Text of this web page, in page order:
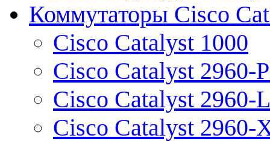
Коммутаторы Cisco
Cisco Catalyst 1000
Cisco Catalyst 2960-
Cisco Catalyst 2960-L
Cisco Catalyst 2960-